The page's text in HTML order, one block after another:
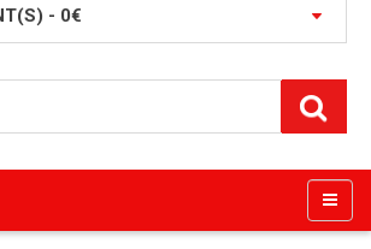
- 0€